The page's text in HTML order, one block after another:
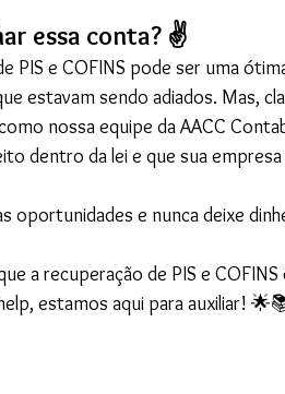
essa conta? ✌️
PIS e COFINS pode ser uma
estavam sendo adiados. Mas,
nossa equipe da AACC
dentro da lei e que sua
oportunidades e nunca deixe
a recuperação de PIS e
estamos aqui para auxiliar!